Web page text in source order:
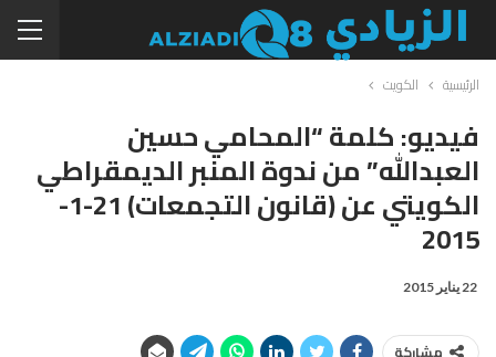
الرئيسية الكويت
فيديو: كلمة “المحامي حسين
العبدالله” من ندوة المنبر الديمقراطي
الكويتي عن (قانون التجمعات) 21-1-
2015
22 يناير 2015